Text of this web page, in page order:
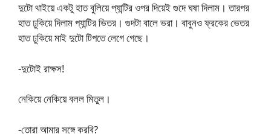
দুটো থাইয়ে একটু হাত বুলিয়ে প্যান্টির ওপর দিয়েই গুদে ঘষা দিলাম। তারপর
হাত ঢুকিয়ে দিলাম প্যান্টির ভিতর। গুদটা বালে ভরা। বাবুনও ফ্রকের ভেতর
হাত ঢুকিয়ে মাই দুটো টিপতে লেগে গেছে।
-দুটোই রাক্ষস!
নেকিয়ে নেকিয়ে বলল মিতুল।
-তোরা আমার সঙ্গে করবি?